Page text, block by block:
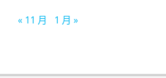
« 11 月 1 月 »